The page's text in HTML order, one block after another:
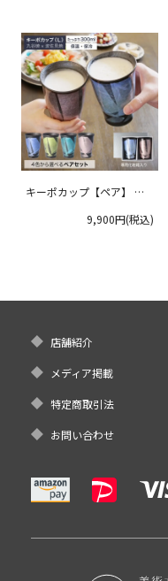
キーポカップ【ペア】 ラ
9,900円(税込)
店舗紹介
メディア掲載
特定商取引法
お問い合わせ